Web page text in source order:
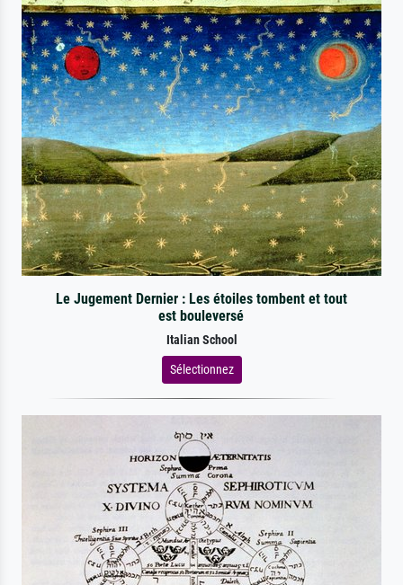
Le Jugement Dernier : Les étoiles tombent et tout
est bouleversé
Italian School
Sélectionnez